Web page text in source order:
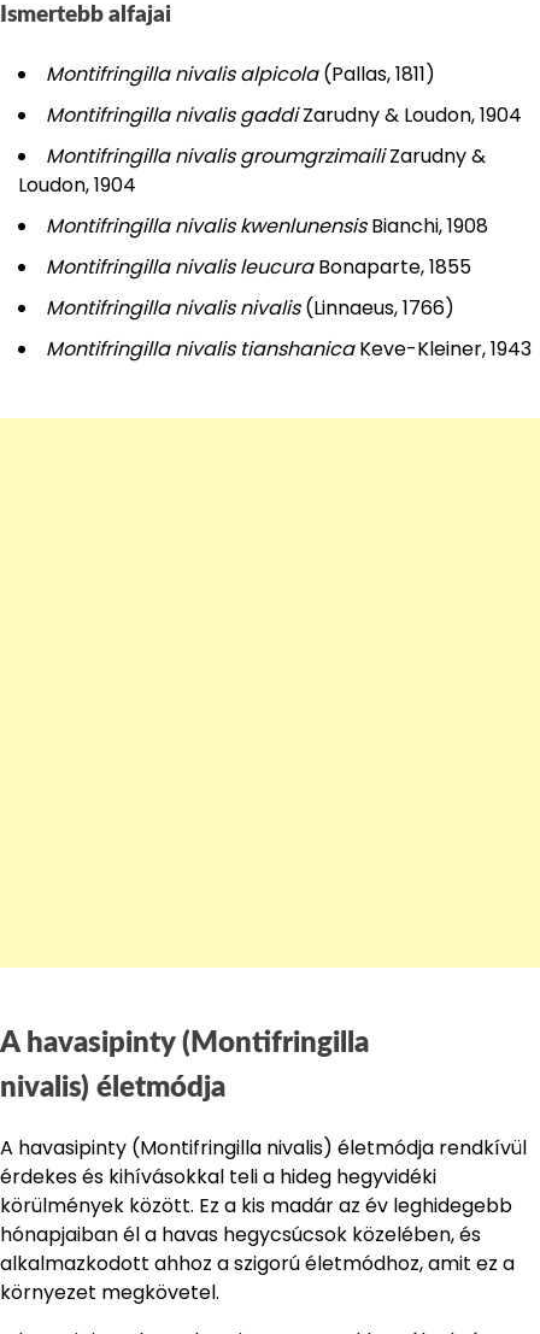
Ismertebb alfajai
Montifringilla nivalis alpicola(Pallas, 1811)
Montifringilla nivalis gaddiZarudny & Loudon, 1904
Montifringilla nivalis groumgrzimailiZarudny &
Loudon, 1904
Montifringilla nivalis kwenlunensisBianchi, 1908
Montifringilla nivalis leucuraBonaparte, 1855
Montifringilla nivalis nivalis(Linnaeus, 1766)
Montifringilla nivalis tianshanicaKeve-Kleiner, 1943
A havasipinty (Montifringilla
nivalis) életmódja
A havasipinty (Montifringilla nivalis) életmódja rendkívül
érdekes és kihívásokkal teli a hideg hegyvidéki
körülmények között. Ez a kis madár az év leghidegebb
hónapjaiban él a havas hegycsúcsok közelében, és
alkalmazkodott ahhoz a szigorú életmódhoz, amit ez a
környezet megkövetel.